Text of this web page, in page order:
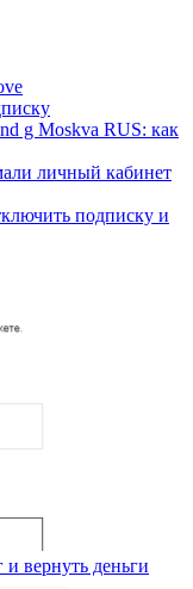
g Moskva RUS: как
личный кабинет
подписку и
и вернуть деньги